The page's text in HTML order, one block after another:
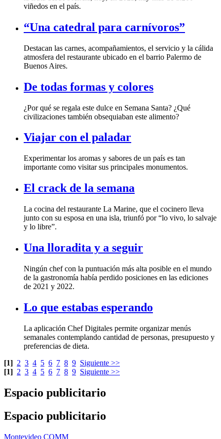
viñedos en el país.
“Una catedral para carnívoros”
Buenos Aires.
De todas formas y colores
civilizaciones también obsequiaban este alimento?
Viajar con el paladar
importante como visitar sus principales monumentos.
El crack de la semana
y lo libre”.
Una lloradita y a seguir
de 2021 y 2022.
Lo que estabas esperando
preferencias de dieta.
[1] 2 3 4 5 6 7 8 9 Siguiente >>
[1] 2 3 4 5 6 7 8 9 Siguiente >>
Espacio publicitario
Espacio publicitario
Montevideo COMM